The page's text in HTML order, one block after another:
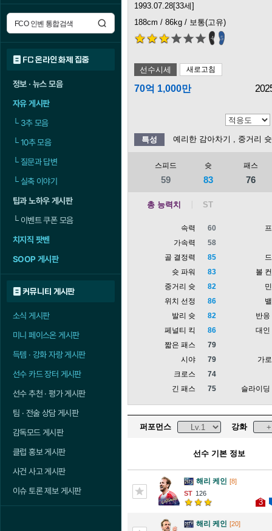
FC 온라인 화제 집중
정보 · 뉴스 모음
자유 게시판
└3추 모음
└10추 모음
└질문과 답변
└실축 이야기
팁과 노하우 게시판
└이벤트 쿠폰 모음
치지직 팟벤
SOOP 게시판
커뮤니티 게시판
소식 게시판
미니 페이스온 게시판
득템 · 강화 자랑 게시판
선수 카드 장터 게시판
선수 추천 · 평가 게시판
팀 · 전술 상담 게시판
감독모드 게시판
클럽 홍보 게시판
사건 사고 게시판
이슈 토론 제보 게시판
1993.07.28[33세]
188cm / 86kg / 보통(고유)
4 5
선수시세 새로고침
70억 1,000만
특성 예리한 감아차기 , 중거리
스피드
59
슛
83
패스
76
총 능력치
속력
60
가속력
58
골 결정력
85
슛 파워
83
중거리 슛
82
위치 선정
86
발리 슛
82
페널티 킥
86
짧은 패스
79
시야
79
크로스
74
긴 패스
75
볼
반응
대인
가
슬라이딩
퍼포먼스 강화
선수 기본 정보
해리 케인 [8]
126
3
해리 케인 [20]